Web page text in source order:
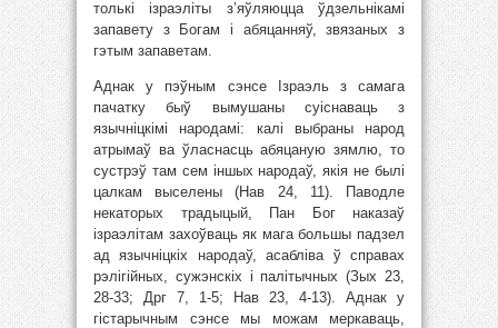
толькі ізраэліты з’яўляюцца ўдзельнікамі
запавету з Богам і абяцанняў, звязаных з
гэтым запаветам.
Аднак у пэўным сэнсе Ізраэль з самага
пачатку быў вымушаны суіснаваць з
язычніцкімі народамі: калі выбраны народ
атрымаў ва ўласнасць абяцаную зямлю, то
сустрэў там сем іншых народаў, якія не былі
цалкам выселены (Нав 24, 11). Паводле
некаторых традыцый, Пан Бог наказаў
ізраэлітам захоўваць як мага большы падзел
ад язычніцкіх народаў, асабліва ў справах
рэлігійных, сужэнскіх і палітычных (Зых 23,
28-33; Дрг 7, 1-5; Нав 23, 4-13). Аднак у
гістарычным сэнсе мы можам меркаваць,